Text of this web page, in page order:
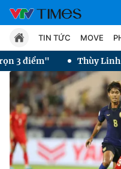
Chuyên mục
Tin tức
Move
TIN TỨC MOVE
Linh thua chung kết